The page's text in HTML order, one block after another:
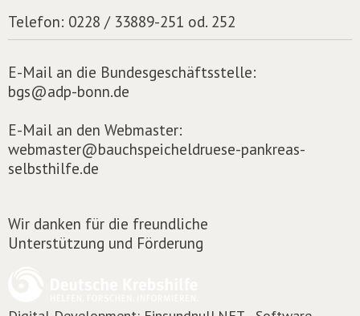
Telefon: 0228 / 33889-251 od. 252
E-Mail an die Bundesgeschäftsstelle:
bgs@adp-bonn.de
E-Mail an den Webmaster:
webmaster@bauchspeicheldruese-pankreas-
selbsthilfe.de
Wir danken für die freundliche
Unterstützung und Förderung